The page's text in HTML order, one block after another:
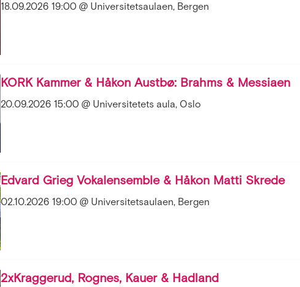
18.09.2026 19:00 @ Universitetsaulaen, Bergen
KORK Kammer & Håkon Austbø: Brahms & Messiaen
20.09.2026 15:00 @ Universitetets aula, Oslo
Edvard Grieg Vokalensemble & Håkon Matti Skrede
02.10.2026 19:00 @ Universitetsaulaen, Bergen
2xKraggerud, Rognes, Kauer & Hadland